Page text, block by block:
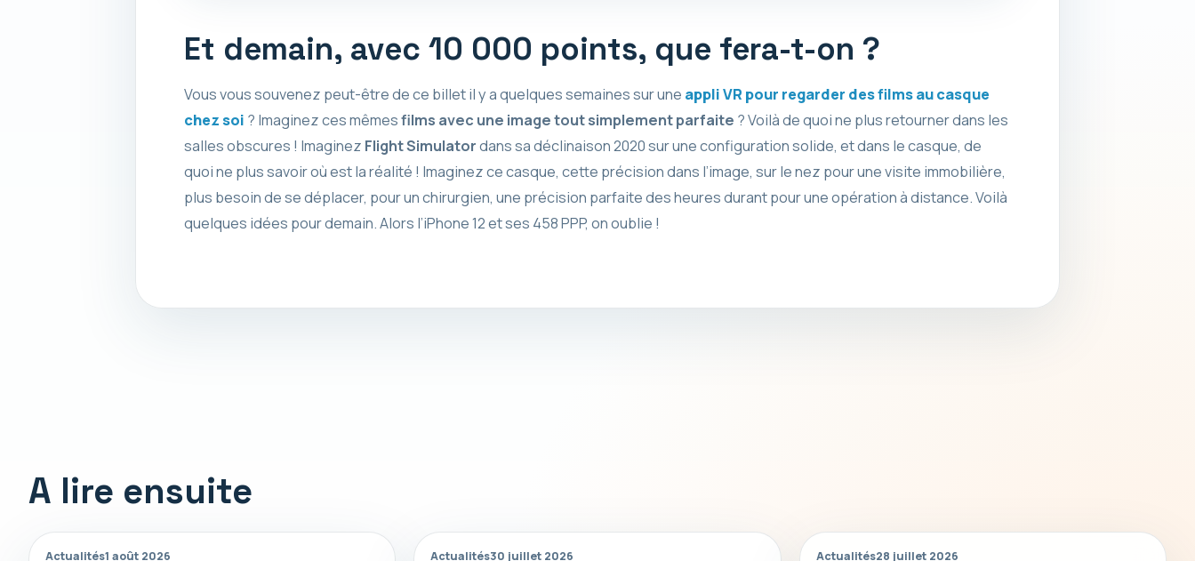
Et demain, avec 10 000 points, que fera-t-on ?
Vous vous souvenez peut-être de ce billet il y a quelques semaines sur une appli VR pour regarder des films au casque
chez soi ? Imaginez ces mêmesfilms avec une image tout simplement parfaite ? Voilà de quoi ne plus retourner dans les
salles obscures ! Imaginez Flight Simulatordans sa déclinaison 2020 sur une configuration solide, et dans le casque, de
quoi ne plus savoir où est la réalité ! Imaginez ce casque, cette précision dans l’image, sur le nez pour une visite immobilière,
plus besoin de se déplacer, pour un chirurgien, une précision parfaite des heures durant pour une opération à distance. Voilà
quelques idées pour demain. Alors l’iPhone 12 et ses 458 PPP, on oublie !
A lire ensuite
Actualités1 août 2026 Actualités30 juillet 2026 Actualités28 juillet 2026